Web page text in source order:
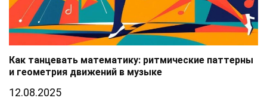
Как танцевать математику: ритмические паттерны
и геометрия движений в музыке
12.08.2025